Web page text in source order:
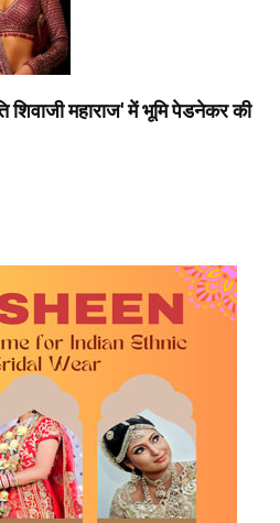
महाराज' में भूमि पेडनेकर की